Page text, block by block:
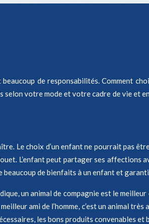
de responsabilités. Comment
selon votre mode et votre cadre de vie et
Le choix d’un enfant ne pourrait pas
L’enfant peut partager ses affections
beaucoup de bienfaits à un enfant et
un animal de compagnie est le
ami de l’homme, c’est un animal
les bons produits convenables et